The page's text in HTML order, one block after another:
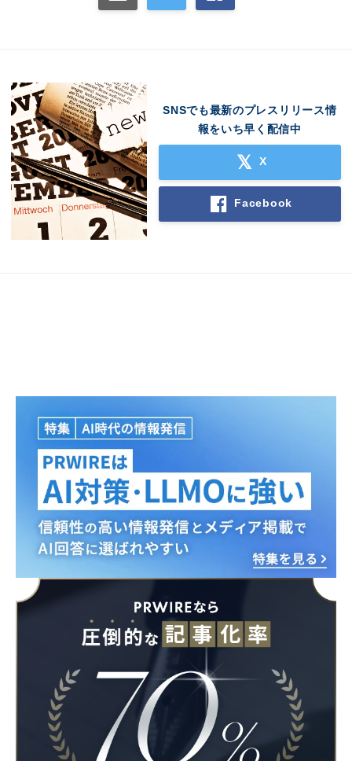
SNSでも最新のプレスリリース情
報をいち早く配信中
X
Facebook
English